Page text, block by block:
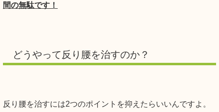
間の無駄です！
どうやって反り腰を治すのか？
反り腰を治すには2つのポイントを抑えたらいいんですよ。